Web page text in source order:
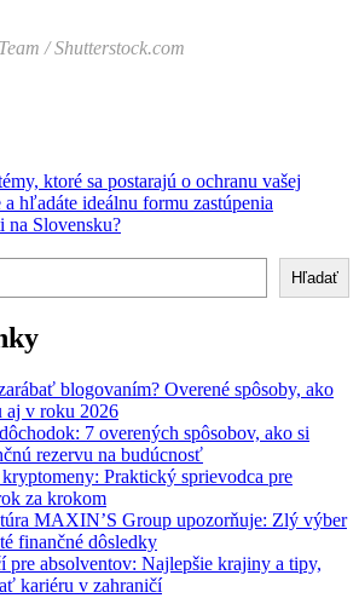
/ Shutterstock.com
ktoré sa postarajú o ochranu vašej
a hľadáte ideálnu formu zastúpenia
na Slovensku?
Hľadať
blogovaním? Overené spôsoby, ako
aj v roku 2026
7 overených spôsobov, ako si
rezervu na budúcnosť
Praktický sprievodca pre
za krokom
MAXIN’S Group upozorňuje: Zlý výber
finančné dôsledky
pre absolventov: Najlepšie krajiny a tipy,
kariéru v zahraničí